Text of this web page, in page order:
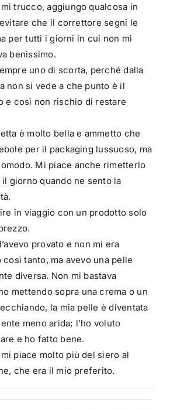
trucco, aggiungo qualcosa in
che il correttore segni le
per tutti i giorni in cui non mi
benissimo.
uno di scorta, perché dalla
non si vede a che punto è il
e così non rischio di restare
è molto bella e ammetto che
per il packaging lussuoso, ma
Mi piace anche rimetterlo
giorno quando ne sento la
in viaggio con un prodotto solo
provato e non mi era
così tanto, ma avevo una pelle
diversa. Non mi bastava
mettendo sopra una crema o un
la mia pelle è diventata
meno arida; l’ho voluto
e ho fatto bene.
piace molto più del siero al
che era il mio preferito.